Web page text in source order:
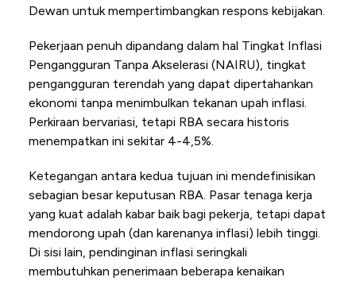
Dewan untuk mempertimbangkan respons kebijakan.
Pekerjaan penuh dipandang dalam hal Tingkat Inflasi
Pengangguran Tanpa Akselerasi (NAIRU), tingkat
pengangguran terendah yang dapat dipertahankan
ekonomi tanpa menimbulkan tekanan upah inflasi.
Perkiraan bervariasi, tetapi RBA secara historis
menempatkan ini sekitar 4-4,5%.
Ketegangan antara kedua tujuan ini mendefinisikan
sebagian besar keputusan RBA. Pasar tenaga kerja
yang kuat adalah kabar baik bagi pekerja, tetapi dapat
mendorong upah (dan karenanya inflasi) lebih tinggi.
Di sisi lain, pendinginan inflasi seringkali
membutuhkan penerimaan beberapa kenaikan